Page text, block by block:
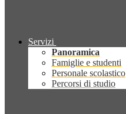
Servizi
Panoramica
Famiglie e studenti
Personale scolastico
Percorsi di studio